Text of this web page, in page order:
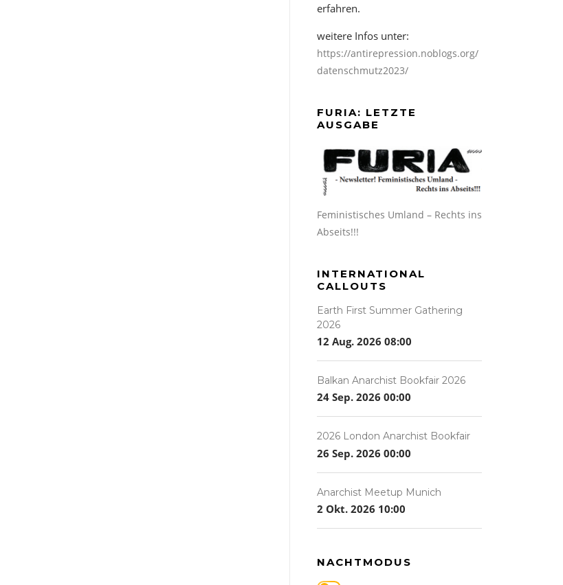
erfahren.
weitere Infos unter:
https://antirepression.noblogs.org/
datenschmutz2023/
FURIA: LETZTE
AUSGABE
Feministisches Umland – Rechts ins
Abseits!!!
INTERNATIONAL
CALLOUTS
Earth First Summer Gathering
2026
12 Aug. 2026 08:00
Balkan Anarchist Bookfair 2026
24 Sep. 2026 00:00
2026 London Anarchist Bookfair
26 Sep. 2026 00:00
Anarchist Meetup Munich
2 Okt. 2026 10:00
NACHTMODUS